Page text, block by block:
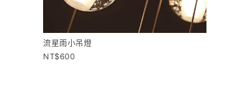
流星雨小吊燈
600